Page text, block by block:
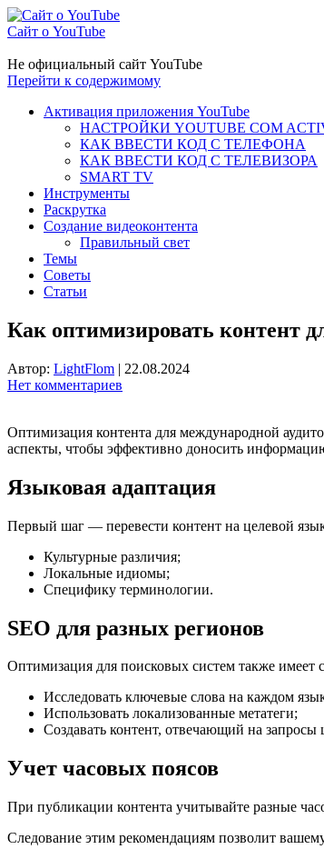
Сайт о YouTube
Не официальный сайт YouTube
Перейти к содержимому
Активация приложения YouTube
НАСТРОЙКИ YOUTUBE COM
КАК ВВЕСТИ КОД С ТЕЛЕФОНА
КАК ВВЕСТИ КОД С ТЕЛЕВИЗОРА
SMART TV
Инструменты
Раскрутка
Создание видеоконтента
Правильный свет
Темы
Советы
Статьи
Как оптимизировать контент
Автор: LightFlom | 22.08.2024
Нет комментариев
Оптимизация контента для международной
аспекты, чтобы эффективно доносить
Языковая адаптация
Первый шаг — перевести контент на целевой
Культурные различия;
Локальные идиомы;
Специфику терминологии.
SEO для разных регионов
Оптимизация для поисковых систем также имеет
Исследовать ключевые слова на каждом
Использовать локализованные метатеги;
Создавать контент, отвечающий на запросы
Учет часовых поясов
При публикации контента учитывайте разные
Следование этим рекомендациям позволит